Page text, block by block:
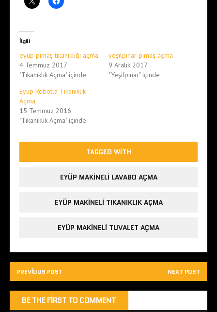
İlgili
eyüp pimaş tıkanıklığı açma
4 Temmuz 2017
"Tıkanıklık Açma" içinde
yeşilpınar pimaş açma
9 Aralık 2017
"Yeşilpınar" içinde
Eyüp Robotla Tıkanıklık
Açma
15 Temmuz 2016
"Tıkanıklık Açma" içinde
TAGGED WITH
EYÜP MAKINELI LAVABO AÇMA
EYÜP MAKINELI TIKANIKLIK AÇMA
EYÜP MAKINELI TUVALET AÇMA
PREVIOUS POST NEXT POST
BE THE FIRST TO COMMENT